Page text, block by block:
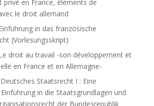
privé en France, éléments de
le droit allemand
in das französische
(Vorlesungsskript)
Le droit au travail -son développement et
en France et en Allemagne-
Deutsches Staatsrecht I : Eine
in die Staatsgrundlagen und
der Bundesrepublik